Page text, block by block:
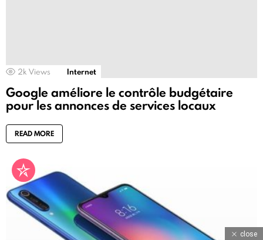
2k Views Internet
Google améliore le contrôle budgétaire
pour les annonces de services locaux
READ MORE
close